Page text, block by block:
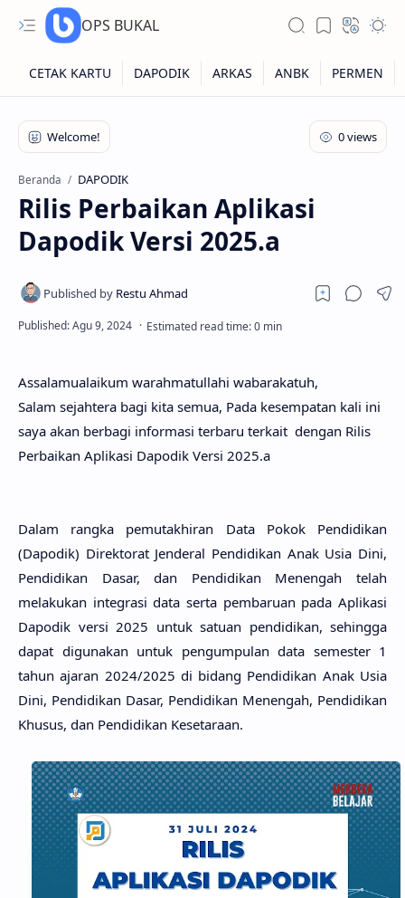
OPS BUKAL
Kartu NUPTK
Kartu NRG
Kartu NISN
Kartu NISN Foto
Kartu NISN Massal
Beranda DAPODIK
Rilis Perbaikan Aplikasi
Dapodik Versi 2025.a
Assalamualaikum warahmatullahi wabarakatuh,
Salam sejahtera bagi kita semua, Pada kesempatan kali ini
saya akan berbagi informasi terbaru terkait dengan Rilis
Perbaikan Aplikasi Dapodik Versi 2025.a
Dalam rangka pemutakhiran Data Pokok Pendidikan
(Dapodik) Direktorat Jenderal Pendidikan Anak Usia Dini,
Pendidikan Dasar, dan Pendidikan Menengah telah
melakukan integrasi data serta pembaruan pada Aplikasi
Dapodik versi 2025 untuk satuan pendidikan, sehingga
dapat digunakan untuk pengumpulan data semester 1
tahun ajaran 2024/2025 di bidang Pendidikan Anak Usia
Dini, Pendidikan Dasar, Pendidikan Menengah, Pendidikan
Khusus, dan Pendidikan Kesetaraan.